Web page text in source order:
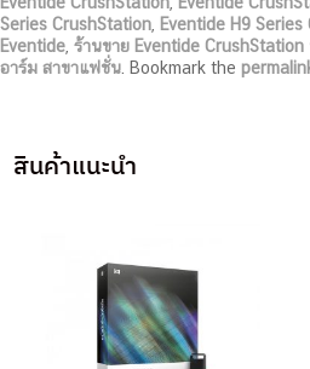
Series CrushStation Eventide H9
Eventide ร้านขาย Eventide
อาร์ม สาขาแฟชั่น . Bookmark the
สินค้าแนะนำ